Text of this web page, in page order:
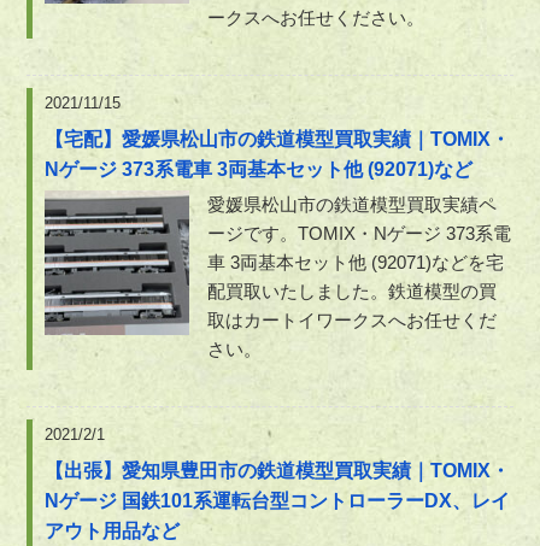
ークスへお任せください。
2021/11/15
【宅配】愛媛県松山市の鉄道模型買取実績｜TOMIX・
Nゲージ 373系電車 3両基本セット他 (92071)など
愛媛県松山市の鉄道模型買取実績ペ
ージです。TOMIX・Nゲージ 373系電
車 3両基本セット他 (92071)などを宅
配買取いたしました。鉄道模型の買
取はカートイワークスへお任せくだ
さい。
2021/2/1
【出張】愛知県豊田市の鉄道模型買取実績｜TOMIX・
Nゲージ 国鉄101系運転台型コントローラーDX、レイ
アウト用品など